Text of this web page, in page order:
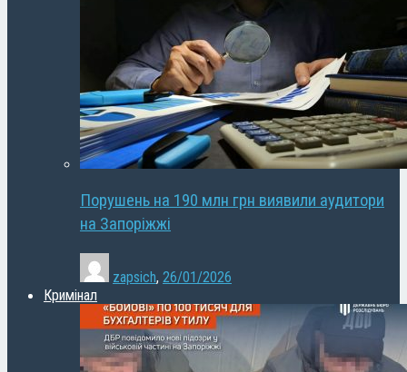
Порушень на 190 млн грн виявили аудитори
на Запоріжжі
zapsich, 26/01/2026
Кримінал